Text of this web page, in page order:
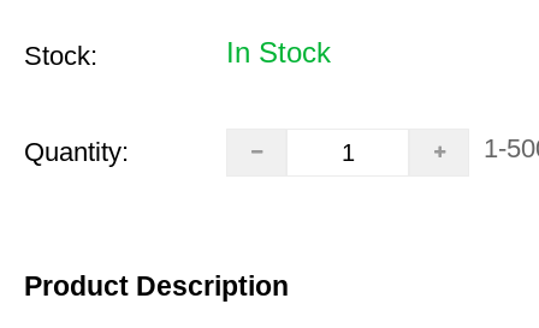
Stock: In Stock
Quantity: 1-
Product Description